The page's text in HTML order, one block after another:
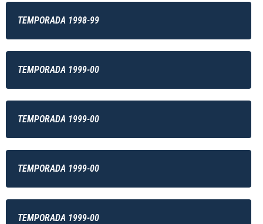
TEMPORADA 1998-99
TEMPORADA 1999-00
TEMPORADA 1999-00
TEMPORADA 1999-00
TEMPORADA 1999-00